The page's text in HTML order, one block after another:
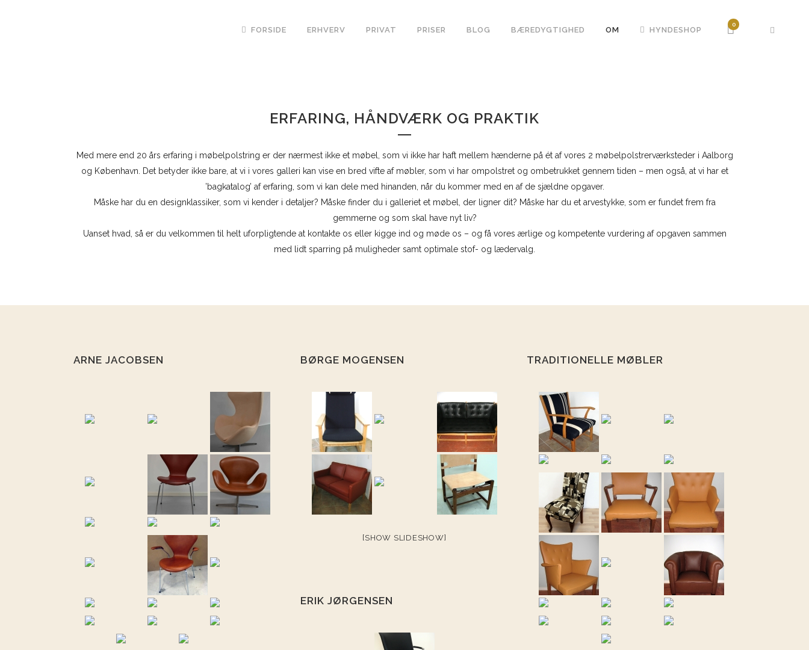
0
FORSIDE ERHVERV PRIVAT PRISER BLOG BÆREDYGTIGHED OM HYNDESHOP
ERFARING, HÅNDVÆRK OG PRAKTIK
Med mere end 20 års erfaring i møbelpolstring er der nærmest ikke et møbel, som vi ikke har haft mellem hænderne på ét af vores 2 møbelpolstrerværksteder i Aalborg
og København. Det betyder ikke bare, at vi i vores galleri kan vise en bred vifte af møbler, som vi har ompolstret og ombetrukket gennem tiden – men også, at vi har et
’bagkatalog’ af erfaring, som vi kan dele med hinanden, når du kommer med en af de sjældne opgaver.
Måske har du en designklassiker, som vi kender i detaljer? Måske finder du i galleriet et møbel, der ligner dit? Måske har du et arvestykke, som er fundet frem fra
gemmerne og som skal have nyt liv?
Uanset hvad, så er du velkommen til helt uforpligtende at kontakte os eller kigge ind og møde os – og få vores ærlige og kompetente vurdering af opgaven sammen
med lidt sparring på muligheder samt optimale stof- og lædervalg.
ARNE JACOBSEN BØRGE MOGENSEN
[SHOW SLIDESHOW]
ERIK JØRGENSEN
TRADITIONELLE MØBLER